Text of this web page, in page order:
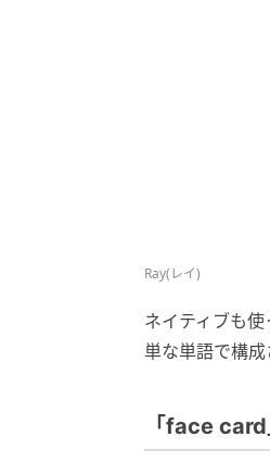
Ray(レイ)
ネイティブも
単な単語で構
「face